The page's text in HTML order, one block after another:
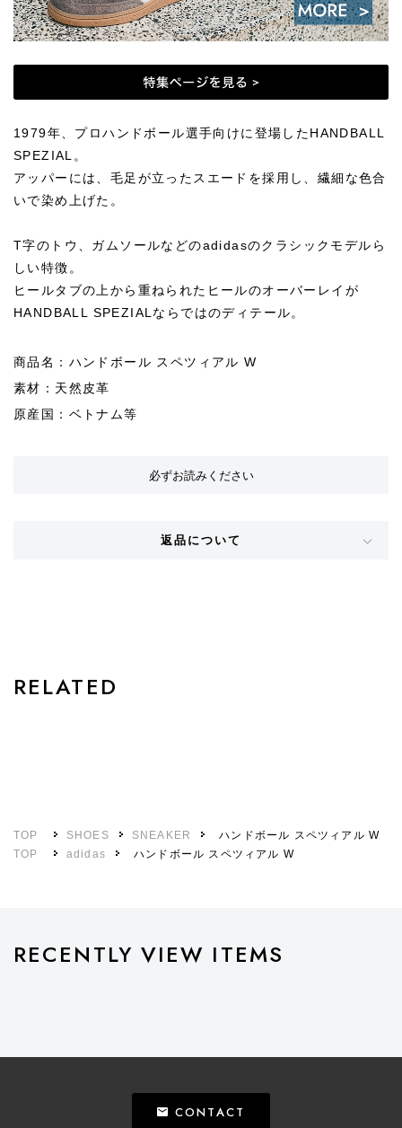
1979年、プロハンドボール選手向けに登場したHANDBALL
SPEZIAL。
アッパーには、毛足が立ったスエードを採用し、繊細な色合
いで染め上げた。
T字のトウ、ガムソールなどのadidasのクラシックモデルら
しい特徴。
ヒールタブの上から重ねられたヒールのオーバーレイが
HANDBALL SPEZIALならではのディテール。
商品名：ハンドボール スペツィアル W
素材：天然皮革
原産国：ベトナム等
必ずお読みください
返品について
RELATED
TOP SHOES SNEAKER
ハンドボール スペツィアル W
TOP
adidas ハンドボール スペツィアル W
RECENTLY VIEW ITEMS
CONTACT